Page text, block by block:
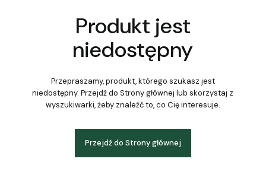
Produkt jest
niedostępny
Przepraszamy, produkt, którego szukasz jest
niedostępny. Przejdź do Strony głównej lub skorzystaj z
wyszukiwarki, żeby znaleźć to, co Cię interesuje.
Przejdź do Strony głównej